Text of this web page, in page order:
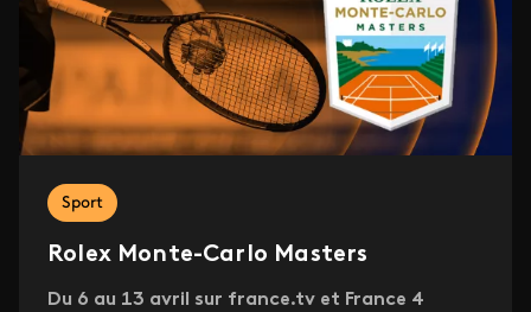
Sport
Rolex Monte-Carlo Masters
Du 6 au 13 avril sur france.tv et France 4